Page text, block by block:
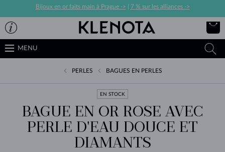
Bijoux en or faits main à Prague -> 7 % sur les alliances ->
MENU
PERLES BAGUES EN PERLES
EN STOCK
BAGUE EN OR ROSE AVEC
PERLE D'EAU DOUCE ET
DIAMANTS